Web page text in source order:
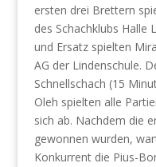
ersten drei Brettern
des Schachklubs Halle
und Ersatz spielten
AG der Lindenschule.
Schnellschach (15
Oleh spielten alle
sich ab. Nachdem die
gewonnen wurden,
Konkurrent die Pius-